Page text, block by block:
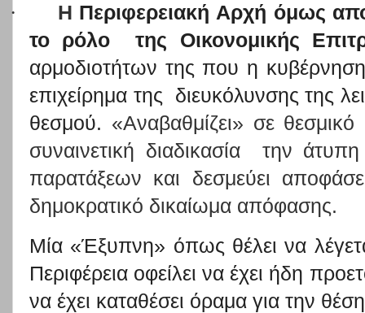
·
Η Περιφερειακή Αρχή όμως
το ρόλο
της Οικονομικής
αρμοδιοτήτων της που η
επιχείρημα της
διευκόλυνσης της
θεσμού. «Αναβαθμίζει» σε
συναινετική διαδικασία
την
παρατάξεων και δεσμεύει
δημοκρατικό δικαίωμα απόφασης.
Μία «Έξυπνη» όπως θέλει να
Περιφέρεια οφείλει να έχει ήδη
να έχει καταθέσει όραμα για την